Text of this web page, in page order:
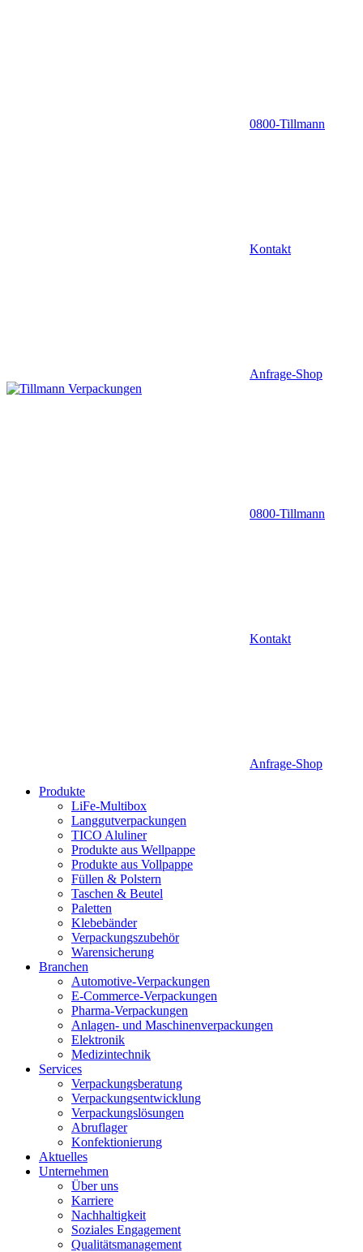
0800-Tillmann
Kontakt
Anfrage-Shop
0800-Tillmann
Kontakt
Anfrage-Shop
Produkte
LiFe-Multibox
Langgutverpackungen
TICO Aluliner
Produkte aus Wellpappe
Produkte aus Vollpappe
Füllen & Polstern
Taschen & Beutel
Paletten
Klebebänder
Verpackungszubehör
Warensicherung
Branchen
Automotive-Verpackungen
E-Commerce-Verpackungen
Pharma-Verpackungen
Anlagen- und Maschinenverpackungen
Elektronik
Medizintechnik
Services
Verpackungsberatung
Verpackungsentwicklung
Verpackungslösungen
Abruflager
Konfektionierung
Aktuelles
Unternehmen
Über uns
Karriere
Nachhaltigkeit
Soziales Engagement
Qualitätsmanagement